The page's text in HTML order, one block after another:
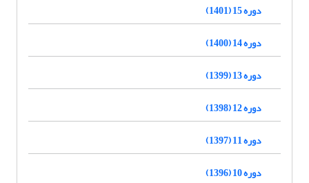
دوره 15 (1401)
دوره 14 (1400)
دوره 13 (1399)
دوره 12 (1398)
دوره 11 (1397)
دوره 10 (1396)